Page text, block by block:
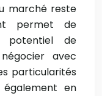
marché reste
permet de
de
avec
particularités
en